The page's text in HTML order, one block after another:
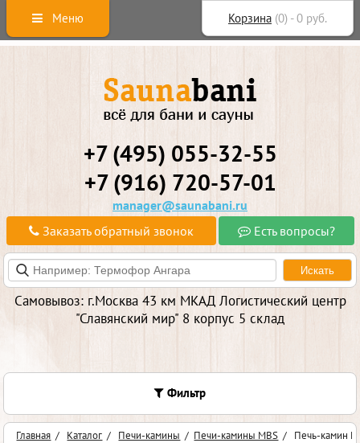
Корзина (0) -0 руб.
+7 (495) 055-32-55
+7 (916) 720-57-01
manager@saunabani.ru
Заказать обратный звонок
Есть вопросы?
Самовывоз: г.Москва 43 км МКАД Логистический центр
"Славянский мир" 8 корпус 5 склад
Фильтр
Главная / Каталог / Печи-камины / Печи-камины MBS / Печь-камин
Меню